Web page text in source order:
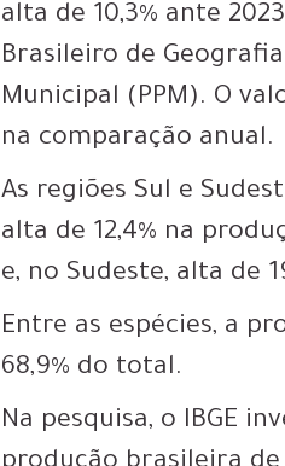
alta de 10,3% ante
Brasileiro de
Municipal (PPM). O
na comparação anual.
As regiões Sul e
alta de 12,4% na
e, no Sudeste, alta de
Entre as espécies, a
68,9% do total.
Na pesquisa, o IBGE